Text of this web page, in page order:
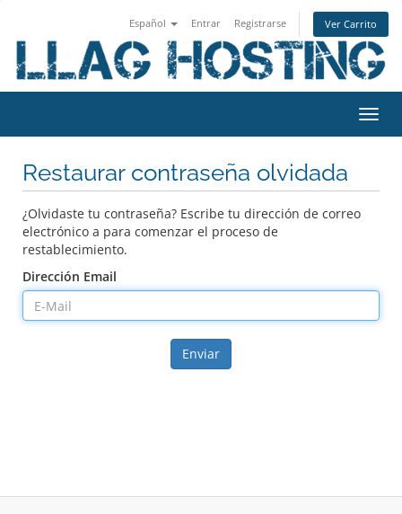
Español Entrar Registrarse Ver Carrito
Restaurar contraseña olvidada
¿Olvidaste tu contraseña? Escribe tu dirección de correo
electrónico a para comenzar el proceso de
restablecimiento.
Dirección Email
Enviar